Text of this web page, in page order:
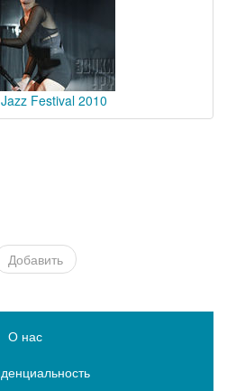
Festival 2010
Добавить
О нас